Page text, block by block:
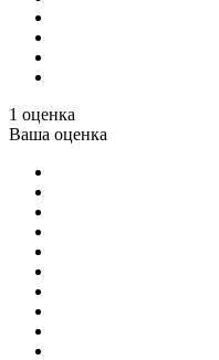
1 оценка
Ваша оценка